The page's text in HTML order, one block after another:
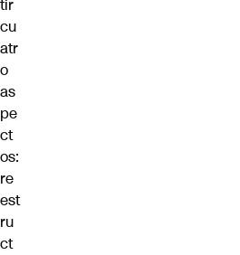
tir
cu
atr
o
as
pe
ct
os:
re
est
ru
ct